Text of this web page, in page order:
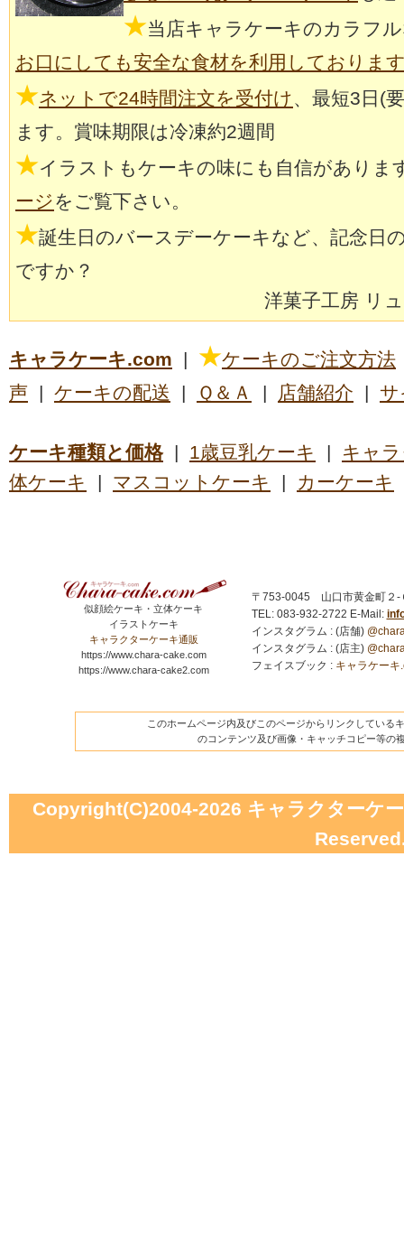
★当店キャラケーキのカラフ
お口にしても安全な食材を利用しておりま
★ネットで24時間注文を受付け、最短3日(
ます。賞味期限は冷凍約2週間
★イラストもケーキの味にも自信がありま
ージをご覧下さい。
★誕生日のバースデーケーキなど、記念日
ですか？
洋菓子工房 リ
キャラケーキ.com | ★ケーキのご注文方法
声 | ケーキの配送 | Ｑ＆Ａ | 店舗紹介 | サ
ケーキ種類と価格| 1歳豆乳ケーキ | キャ
体ケーキ
| マスコットケーキ | カーケーキ
似顔絵ケーキ・立体ケーキ
イラストケーキ
キャラクターケーキ通販
https://www.chara-cake.com
https://www.chara-cake2.com
〒753-0045 山口市黄金町
TEL: 083-932-2722 E-Mail:
インスタグラム : (店舗)
インスタグラム : (店主)
フェイスブック : キャラケー
このホームページ内及びこのページからリンクしている
のコンテンツ及び画像・キャッチコピー等の
Copyright(C)2004-2026 キャラクターケ